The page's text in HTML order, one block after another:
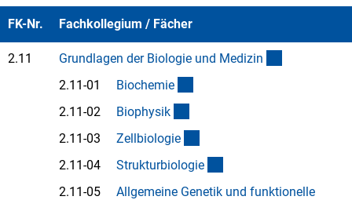
FK-Nr. Fachkollegium / Fächer
2.11 Grundlagen der Biologie und Medizin
2.11-01
Biochemie
2.11-02
Biophysik
2.11-03
Zellbiologie
2.11-04
Strukturbiologie
2.11-05
Allgemeine Genetik und funktionelle